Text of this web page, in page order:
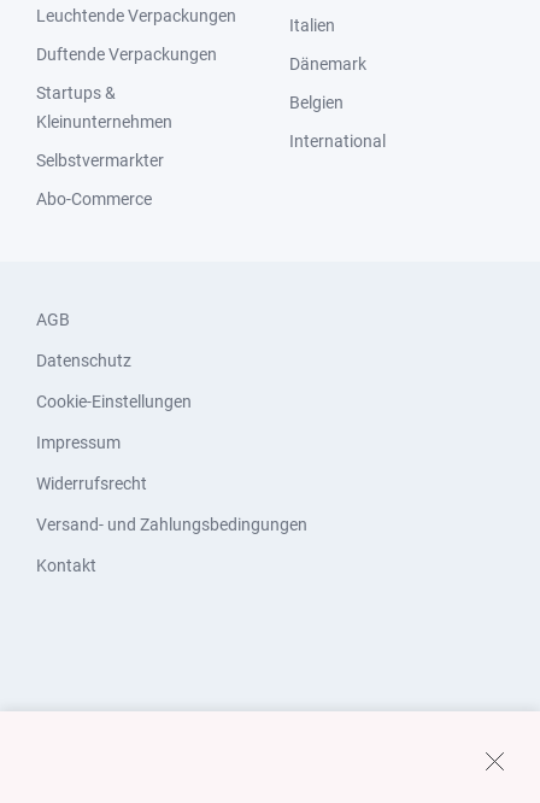
Leuchtende Verpackungen
Duftende Verpackungen
Startups &
Kleinunternehmen
Selbstvermarkter
Abo-Commerce
Italien
Dänemark
Belgien
International
AGB
Datenschutz
Cookie-Einstellungen
Impressum
Widerrufsrecht
Versand- und Zahlungsbedingungen
Kontakt